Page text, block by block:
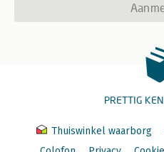
PRETTIG
Thuiswinkel waarborg